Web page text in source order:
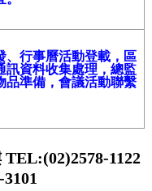
、行事曆活動登載，區
訊資料收集處理，總監
品準備，會議活動聯繫
1122